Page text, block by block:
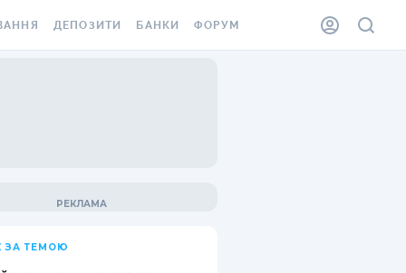
ВІНЬЄТКА
ДЕПОЗИТИ
ПИТАННЯ ТА ВІДПОВІДІ
БАНКИ ФОРУМ
ЗА ТЕМОЮ